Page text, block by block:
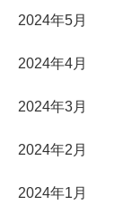
2024年5月
2024年4月
2024年3月
2024年2月
2024年1月